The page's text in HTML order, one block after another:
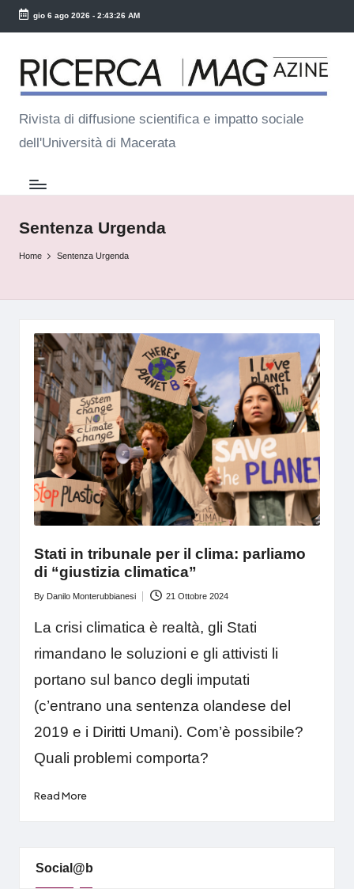
Skip
content
gio 6 ago 2026- 2:43:26 AM
R
ic
e
r
c
a
M
a
Rivista di diffusione scientifica e impatto sociale
dell'Università di Macerata
Sentenza Urgenda
Home Sentenza Urgenda
Stati in tribunale per il clima: parliamo
di “giustizia climatica”
Posted
By Danilo Monterubbianesi 21 Ottobre 2024
La crisi climatica è realtà, gli Stati
rimandano le soluzioni e gli attivisti li
portano sul banco degli imputati
(c’entrano una sentenza olandese del
2019 e i Diritti Umani). Com’è possibile?
Quali problemi comporta?
Read More
Social@b